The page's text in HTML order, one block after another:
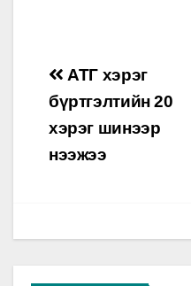
Post
navigation
АТГ хэрэг
бүртгэлтийн 20
хэрэг шинээр
нээжээ